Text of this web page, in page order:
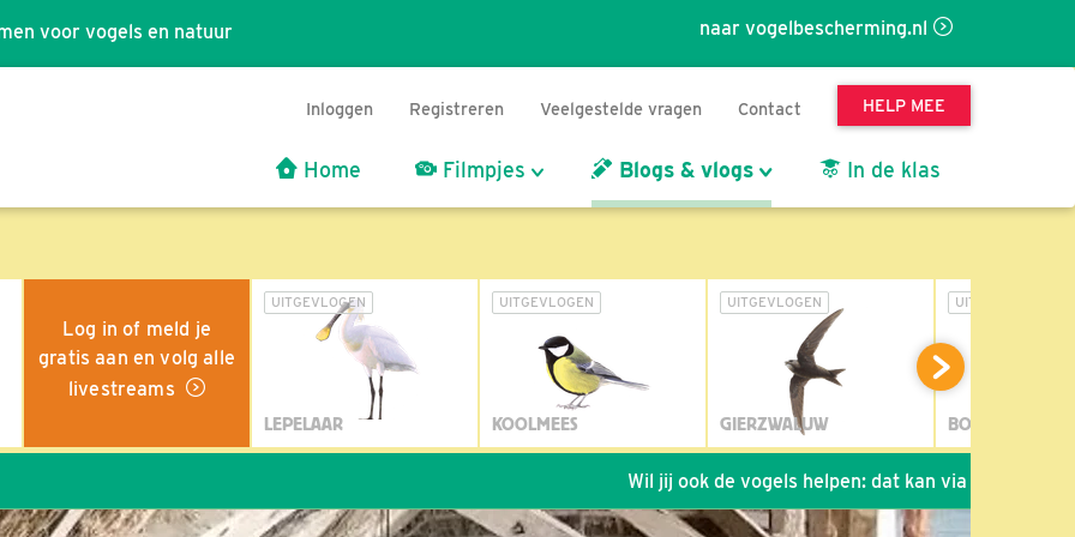
naar vogelbescherming.nl
voor vogels en natuur
Inloggen Registreren Veelgestelde vragen Contact HELP MEE
Home Filmpjes Blogs & vlogs In de klas
Log in of meld je
gratis aan en volg alle
livestreams
UITGEVLOGEN
LEPELAAR
UITGEVLOGEN
KOOLMEES
UITGEVLOGEN
GIERZWALUW
UITGEVLOGEN
BOSUIL
Wil jij ook de vogels helpen: dat kan via de link!